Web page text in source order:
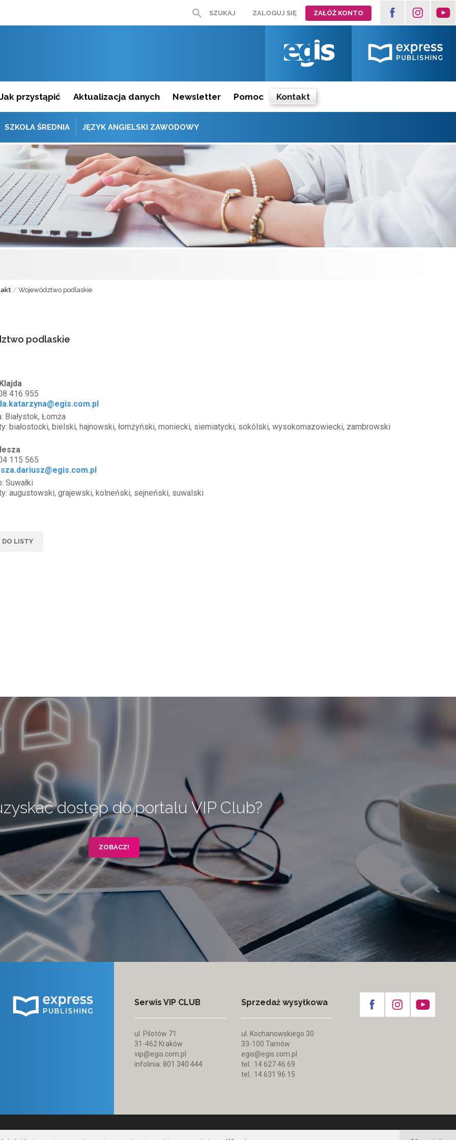
ZALOGUJ SIĘ ZAŁÓŻ KONTO
SZUKAJ
Jak przystąpić Aktualizacja danych Newsletter Pomoc Kontakt
SZKOŁA ŚREDNIA JĘZYK ANGIELSKI ZAWODOWY
/ Województwo podlaskie
podlaskie
416 955
Białystok, Łomża
białostocki, bielski, hajnowski, łomżyński, moniecki, siemiatycki, sokólski, wysokomazowiecki, zambrowski
115 565
Suwałki
augustowski, grajewski, kolneński, sejneński, suwalski
LISTY
dostęp do portalu VIP Club?
ZOBACZ!
Serwis VIP CLUB
ul. Pilotów 71
31-462 Kraków
vip@egis.com.pl
infolinia: 801 340 444
Sprzedaż wysyłkowa
ul. Kochanowskiego 30
33-100 Tarnów
egis@egis.com.pl
tel.: 14 627 46 69
tel.: 14 631 96 15